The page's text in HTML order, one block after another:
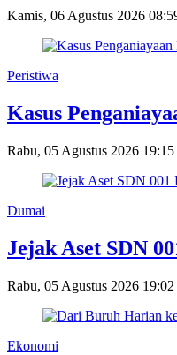
Kamis, 06 Agustus 2026
Peristiwa
Kasus
Rabu, 05 Agustus 2026
Dumai
Jejak Aset SDN
Rabu, 05 Agustus 2026
Ekonomi